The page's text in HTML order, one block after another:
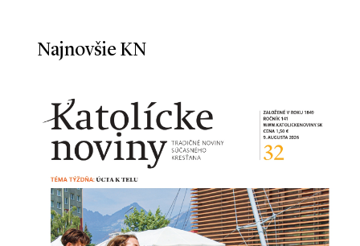
Najnovšie KN